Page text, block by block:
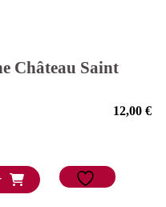
Château Saint
12,00€